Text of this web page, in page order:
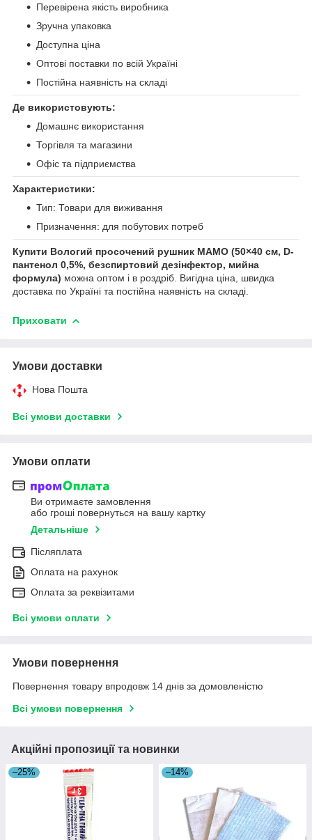
Перевірена якість виробника
Зручна упаковка
Доступна ціна
Оптові поставки по всій Україні
Постійна наявність на складі
Де використовують:
Домашнє використання
Торгівля та магазини
Офіс та підприємства
Характеристики:
Тип: Товари для виживання
Призначення: для побутових потреб
Купити Вологий просочений рушник МАМО (50×40 см, D-
пантенол 0,5%, безспиртовий дезінфектор, мийна
формула) можна оптом і в роздріб. Вигідна ціна, швидка
доставка по Україні та постійна наявність на складі.
Приховати
Умови доставки
Нова Пошта
Всі умови доставки
Умови оплати
Ви отримаєте замовлення
або гроші повернуться на вашу картку
Детальніше
Післяплата
Оплата на рахунок
Оплата за реквізитами
Всі умови оплати
Умови повернення
Повернення товару впродовж 14 днів за домовленістю
Всі умови повернення
Акційні пропозиції та новинки
–25% –14%